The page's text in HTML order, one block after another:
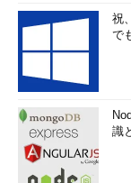
祝
で
識